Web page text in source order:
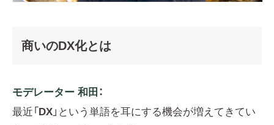
商いのDX化とは
モデレーター 和田：
最近「 DX 」という単語を耳にする機会が増えてきてい